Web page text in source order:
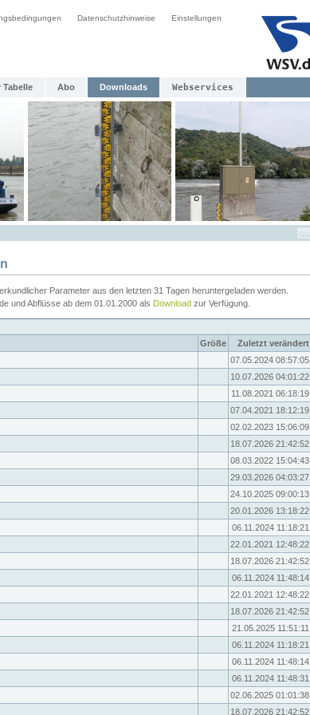
Datenschutzhinweise Einstellungen
Tabelle Abo Downloads Webservices
Parameter aus den letzten 31 Tagen heruntergeladen werden.
und Abflüsse ab dem 01.01.2000 als Download zur Verfügung.
Größe
Zuletzt verändert
07.05.2024 08:57:05
10.07.2026 04:01:22
11.08.2021 06:18:19
07.04.2021 18:12:19
02.02.2023 15:06:09
18.07.2026 21:42:52
08.03.2022 15:04:43
29.03.2026 04:03:27
24.10.2025 09:00:13
20.01.2026 13:18:22
06.11.2024 11:18:21
22.01.2021 12:48:22
18.07.2026 21:42:52
06.11.2024 11:48:14
22.01.2021 12:48:22
18.07.2026 21:42:52
21.05.2025 11:51:11
06.11.2024 11:18:21
06.11.2024 11:48:14
06.11.2024 11:48:31
02.06.2025 01:01:38
18.07.2026 21:42:52